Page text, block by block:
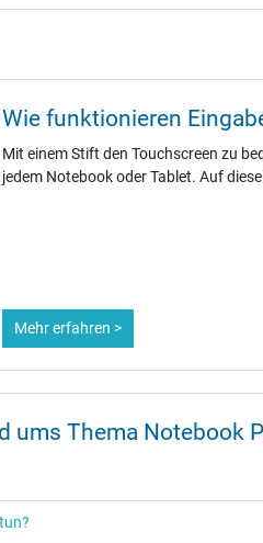
Wie funktionieren
Mit einem Stift den Touchscreen zu
jedem Notebook oder Tablet. Auf
Mehr erfahren >
ums Thema Notebook